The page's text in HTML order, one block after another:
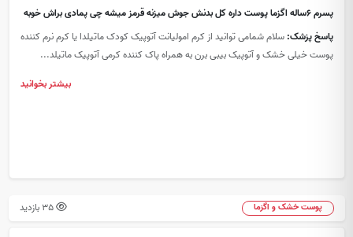
پسرم ۶ساله اگزما پوست داره کل بدنش جوش میزنه قرمز میشه چی پمادی براش خوبه
پاسخ پزشک: سلام شمامی توانید از کرم امولیانت آتوپیک کودک ماتیلدا یا کرم نرم کننده
پوست خیلی خشک و آتوپیک بیبی برن به همراه پاک کننده کرمی آتوپیک ماتیلد...
بیشتر بخوانید
پوست خشک و اگزما 35 بازدید